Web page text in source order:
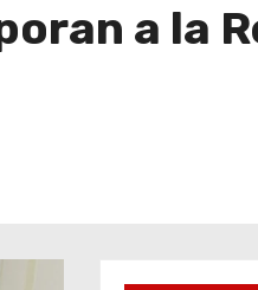
a la